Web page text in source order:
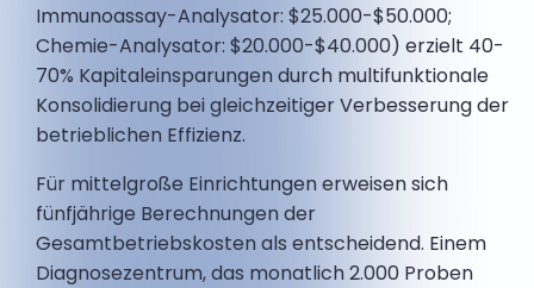
Immunoassay-Analysator: $25.000-$50.000;
Chemie-Analysator: $20.000-$40.000) erzielt 40-
70% Kapitaleinsparungen durch multifunktionale
Konsolidierung bei gleichzeitiger Verbesserung der
betrieblichen Effizienz.
Für mittelgroße Einrichtungen erweisen sich
fünfjährige Berechnungen der
Gesamtbetriebskosten als entscheidend. Einem
Diagnosezentrum, das monatlich 2.000 Proben